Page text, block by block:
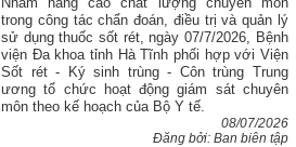
trong công tác chẩn đoán, điều trị và quản lý
sử dụng thuốc sốt rét, ngày 07/7/2026, Bệnh
viện Đa khoa tỉnh Hà Tĩnh phối hợp với Viện
Sốt rét - Ký sinh trùng - Côn trùng Trung
ương tổ chức hoạt động giám sát chuyên
môn theo kế hoạch của Bộ Y tế.
08/07/2026
Đăng bởi: Ban biên tập